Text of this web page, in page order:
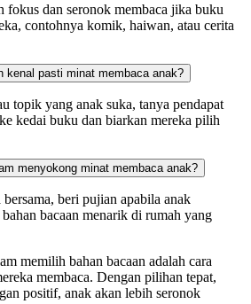
fokus dan seronok membaca jika buku
contohnya komik, haiwan, atau cerita
kenal pasti minat membaca anak?
topik yang anak suka, tanya pendapat
kedai buku dan biarkan mereka pilih
menyokong minat membaca anak?
beri pujian apabila anak
bacaan menarik di rumah yang
memilih bahan bacaan adalah cara
membaca. Dengan pilihan tepat,
positif, anak akan lebih seronok